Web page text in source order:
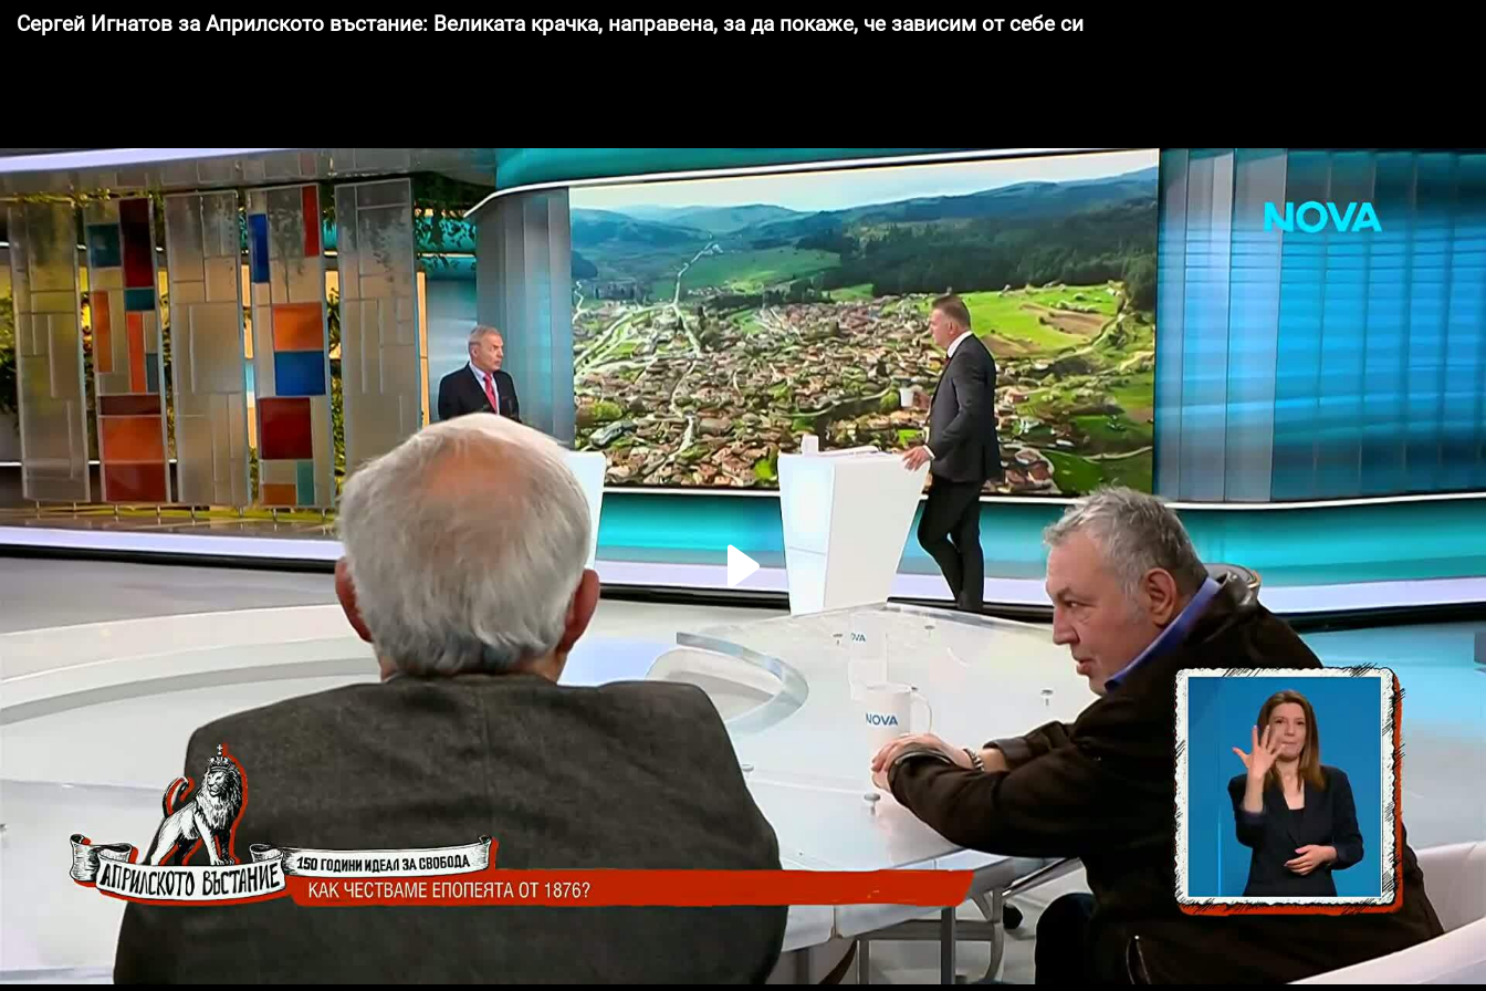
Сергей Игнатов за Априлското въстание: Великата крачка, направена, за да покаже, че зависим от себе си